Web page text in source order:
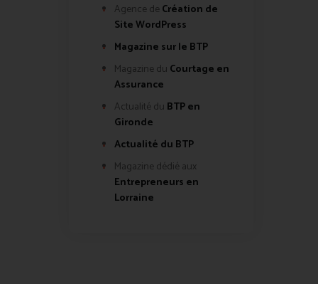
Agence de Création de
Site WordPress
Magazine sur le BTP
Magazine du Courtage en
Assurance
Actualité du BTP en
Gironde
Actualité du BTP
Magazine dédié aux
Entrepreneurs en
Lorraine